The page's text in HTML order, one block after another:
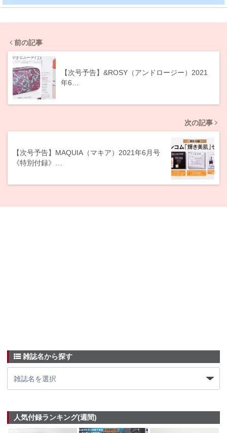
前の記事
【次号予告】&ROSY（アンドロージー）2021
年6…
次の記事
【次号予告】MAQUIA（マキア）2021年6月号
《特別付録》…
雑誌名から探す
人気付録ランキング(週間)